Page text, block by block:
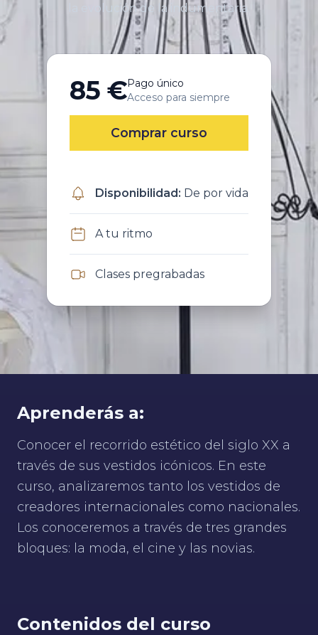
la evolución de la indumentaria.
85 €Pago único
Acceso para siempre
Comprar curso
Disponibilidad: De por vida
A tu ritmo
Clases pregrabadas
Aprenderás a:
Conocer el recorrido estético del siglo XX a
través de sus vestidos icónicos. En este
curso, analizaremos tanto los vestidos de
creadores internacionales como nacionales.
Los conoceremos a través de tres grandes
bloques: la moda, el cine y las novias.
Contenidos del curso